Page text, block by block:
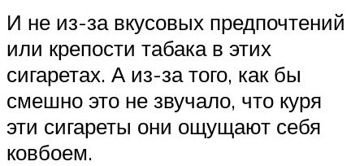
И не из-за вкусовых предпочтений
или крепости табака в этих
сигаретах. А из-за того, как бы
смешно это не звучало, что куря
эти сигареты они ощущают себя
ковбоем.